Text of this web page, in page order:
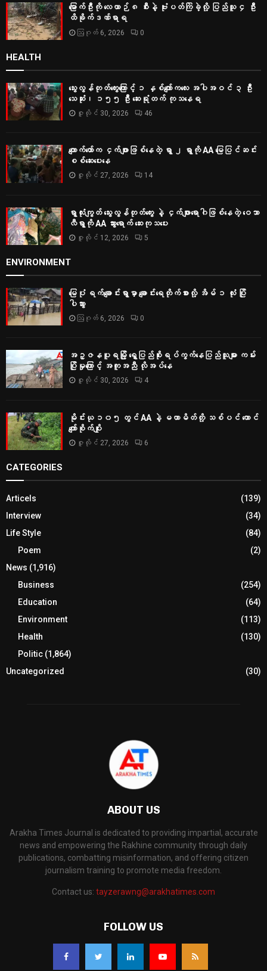
မြောက်ဦးကို လေယာဉ် ၈ စီးနဲ့ ဗုံးပတ်ကြဲခဲ့လို့ ပြည်သူ ၄ ဦး
ထိခိုက်ဒဏ်ရာရ
ဩဂုတ် 6, 2026 0
HEALTH
သွေးလွန်တုတ်ကွေးကြောင့် ၁ နှစ်ကျော်ကလေး အပါအဝင် ၃ ဦး
သေဆုံး၊ ၁၅၅ ဦး ဆေးရုံတက် ကုသနေရ
ဇူလိုင် 30, 2026 46
ကျောက်တော်က ငှက်ဖျားဖြစ်နေတဲ့ ရွာ ၂ ရွာကို AA မြေပြင်ဆင်း
စစ်‌ဆေးပေးနေ
ဇူလိုင် 27, 2026 14
ရွာလုံးကျွတ် သွေးလွန်တုတ်ကွေး နဲ့ ငှက်ဖျားရောဂါဖြစ်နေတဲ့ ဝေသာ
လီရွာကို AA သွားရောက် ဆေးကုသပေး
ဇူလိုင် 12, 2026 5
ENVIRONMENT
မြေပုံ ရက်ချောင်းရွာမှာ ချောင်းရေတိုက်စားလို့ အိမ် ၁ လုံး ပြို
ပါသွား
ဩဂုတ် 6, 2026 0
အဥ္ဇနပူရမြို့ ရွှေပြည်စိုးရပ်ကွက်နေပြည်သူများ ကမ်း
ပြိုမှုကြောင့် အကူအညီ လိုအပ်နေ
ဇူလိုင် 30, 2026 4
မိုင်းယု ၁၀၅ တွင် AA နဲ့ မဟာမိတ်တို့ သစ်ပင် ထောင်
ကျော်စိုက်ပျိုး
ဇူလိုင် 27, 2026 6
CATEGORIES
Articels
(139)
Interview
(34)
Life Style
(84)
Poem
(2)
News (1,916)
Business
(254)
Education
(64)
Environment
(113)
Health
(130)
Politic (1,864)
Uncategorized
(30)
ABOUT US
Arakha Times Journal is dedicated to providing impartial, accurate
news and empowering the Rakhine community through daily
publications, combatting misinformation, and offering citizen
journalism training to promote media freedom.
Contact us: tayzerawng@arakhatimes.com
FOLLOW US